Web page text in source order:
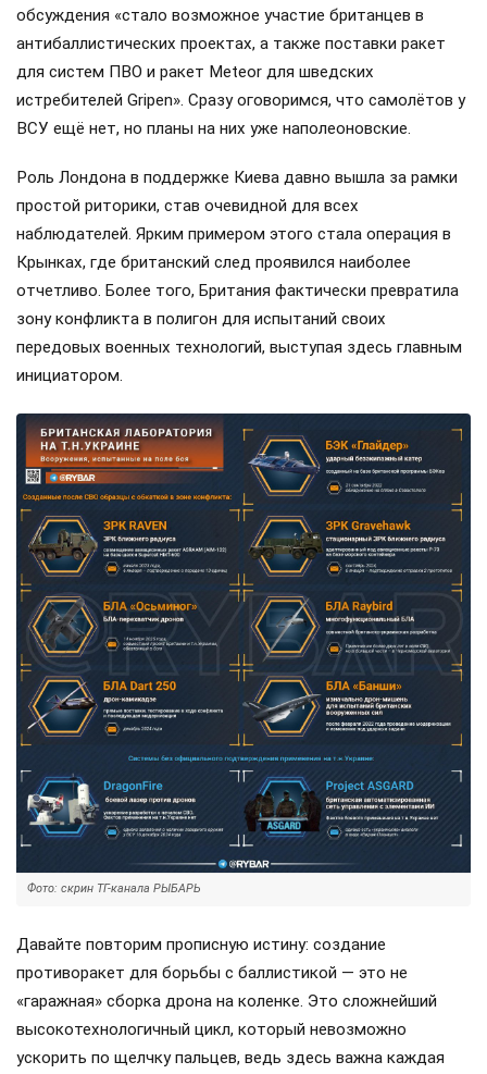
обсуждения «стало возможное участие британцев в
антибаллистических проектах, а также поставки ракет
для систем ПВО и ракет Meteor для шведских
истребителей Gripen». Сразу оговоримся, что самолётов у
ВСУ ещё нет, но планы на них уже наполеоновские.
Роль Лондона в поддержке Киева давно вышла за рамки
простой риторики, став очевидной для всех
наблюдателей. Ярким примером этого стала операция в
Крынках, где британский след проявился наиболее
отчетливо. Более того, Британия фактически превратила
зону конфликта в полигон для испытаний своих
передовых военных технологий, выступая здесь главным
инициатором.
Фото: скрин ТГ-канала РЫБАРЬ
Давайте повторим прописную истину: создание
противоракет для борьбы с баллистикой — это не
«гаражная» сборка дрона на коленке. Это сложнейший
высокотехнологичный цикл, который невозможно
ускорить по щелчку пальцев, ведь здесь важна каждая